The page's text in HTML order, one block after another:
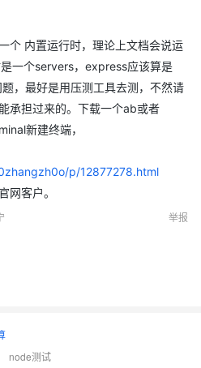
个 内置运行时，理论上文档会说运
一个servers，express应该算是
，最好是用压测工具去测，不然请
承担过来的。下载一个ab或者
新建终端，
p/12877278.html
网客户。
举报
node测试